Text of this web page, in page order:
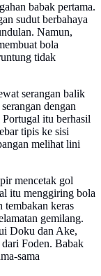
babak pertama.
sudut berbahaya
Namun,
bola
tidak
serangan balik
dengan
Portugal itu berhasil
tipis ke sisi
melihat lini
mencetak gol
itu menggiring bola
tembakan keras
gemilang.
Doku dan Ake,
Foden. Babak
sama